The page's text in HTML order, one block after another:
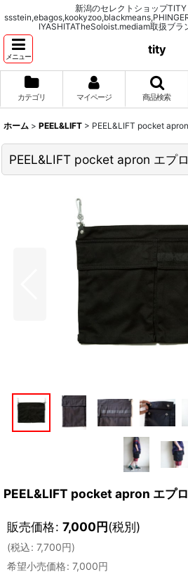
新潟のセレクトショップ
IYASHITATheSoloist.mediam取扱ブラ
メニュー
tity
カテゴリ マイページ 商品検索
ホーム > PEEL&LIFT > PEEL&LIFT pocket
PEEL&LIFT pocket apron エプ
PEEL&LIFT pocket apron エプ
販売価格: 7,000円(税別)
(税込: 7,700円)
希望小売価格: 7,000円